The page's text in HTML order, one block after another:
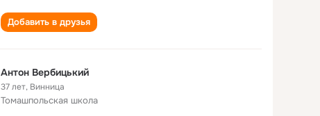
Добавить в друзья
Антон Вербицький
37 лет, Винница
Томашпольская школа